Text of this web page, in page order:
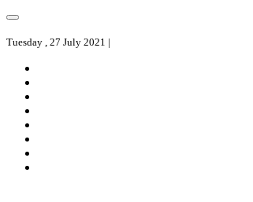
Tuesday , 27 July 2021 |